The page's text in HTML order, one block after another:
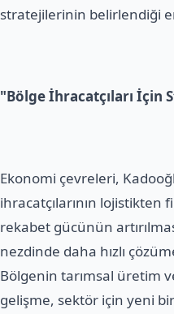
stratejilerinin belirlendiği
"Bölge İhracatçıları İçin
Ekonomi çevreleri,
ihracatçılarının
rekabet gücünün
nezdinde daha hızlı
Bölgenin tarımsal üretim
gelişme, sektör için yeni bir